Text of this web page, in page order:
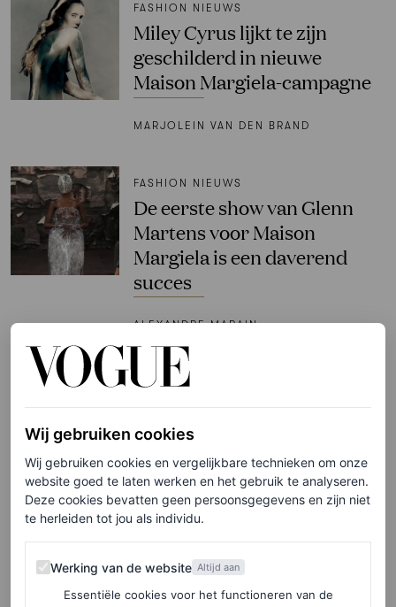
FASHION NIEUWS
Miley Cyrus lijkt te zijn
geschilderd in nieuwe
Maison Margiela-campagne
MARJOLEIN VAN DEN BRAND
FASHION NIEUWS
De eerste show van Glenn
Martens voor Maison
Margiela is een daverend
succes
ALEXANDRE MARAIN
FASHION NIEUWS
Glenn Martens is de nieuwe
Margiela
LUCY MAGUIRE EN LUKE LEITCH
Pat McGraths viral ‘glass
skin’ kun je nu zelf thuis
Wij gebruiken cookies
Wij gebruiken cookies en vergelijkbare technieken om onze
website goed te laten werken en het gebruik te analyseren.
Deze cookies bevatten geen persoonsgegevens en zijn niet
te herleiden tot jou als individu.
Werking van de website
Werking van de website Altijd aan
Essentiële cookies voor het functioneren van de